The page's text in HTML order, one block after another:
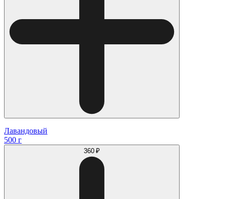
Лавандовый
500 г
360 ₽